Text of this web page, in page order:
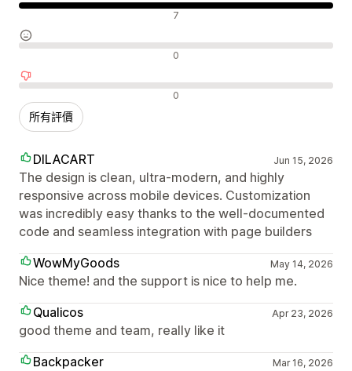
7
0
0
所有評價
DILACART Jun 15, 2026
The design is clean, ultra-modern, and highly
responsive across mobile devices. Customization
was incredibly easy thanks to the well-documented
code and seamless integration with page builders
WowMyGoods
May 14, 2026
Nice theme! and the support is nice to help me.
Qualicos
Apr 23, 2026
good theme and team, really like it
Backpacker
Mar 16, 2026